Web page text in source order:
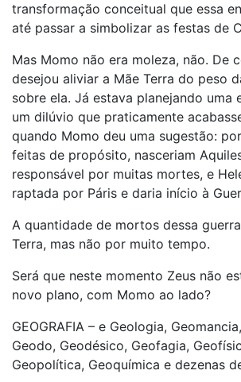
transformação conceitual que essa
até passar a simbolizar as festas de
Mas Momo não era moleza, não. De
desejou aliviar a Mãe Terra do peso
sobre ela. Já estava planejando uma
um dilúvio que praticamente
quando Momo deu uma sugestão:
feitas de propósito, nasceriam
responsável por muitas mortes, e
raptada por Páris e daria início à
A quantidade de mortos dessa
Terra, mas não por muito tempo.
Será que neste momento Zeus não
novo plano, com Momo ao lado?
GEOGRAFIA – e Geologia,
Geodo, Geodésico, Geofagia,
Geopolítica, Geoquímica e dezenas